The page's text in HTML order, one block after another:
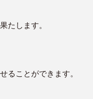
たします。
ることができます。